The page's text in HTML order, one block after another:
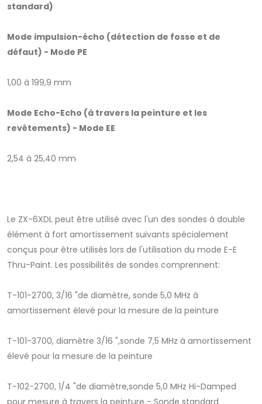
standard)
Mode impulsion-écho (détection de fosse et de
défaut) - Mode PE
1,00 à 199,9 mm
Mode Echo-Echo (à travers la peinture et les
revêtements) - Mode EE
2,54 à 25,40 mm
Le ZX-6XDL peut être utilisé avec l'un des sondes à double
élément à fort amortissement suivants spécialement
conçus pour être utilisés lors de l'utilisation du mode E-E
Thru-Paint. Les possibilités de sondes comprennent:
T-101-2700, 3/16 "de diamètre, sonde 5,0 MHz à
amortissement élevé pour la mesure de la peinture
T-101-3700, diamètre 3/16 ",sonde 7,5 MHz à amortissement
élevé pour la mesure de la peinture
T-102-2700, 1/4 "de diamètre,sonde 5,0 MHz Hi-Damped